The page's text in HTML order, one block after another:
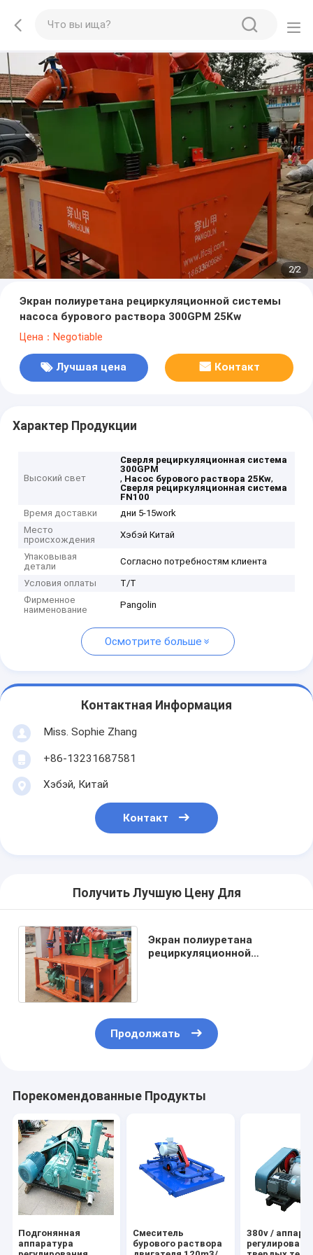
2/2
Экран полиуретана рециркуляционной системы
насоса бурового раствора 300GPM 25Kw
Цена：Negotiable
Лучшая цена Контакт
Характер Продукции
Высокий свет
Сверля рециркуляционная система
300GPM
, Насос бурового раствора 25Kw,
Сверля рециркуляционная система
FN100
Время доставки
дни 5-15work
Место
происхождения
Хэбэй Китай
Упаковывая
детали
Согласно потребностям клиента
Условия оплаты
T/T
Фирменное
наименование
Pangolin
Осмотрите больше
Контактная Информация
Miss. Sophie Zhang
+86-13231687581
Хэбэй, Китай
Контакт
Получить Лучшую Цену Для
Экран полиуретана
рециркуляционной
Продолжать
Порекомендованные Продукты
Подгонянная
аппаратура
Смеситель
бурового раствора
380v /